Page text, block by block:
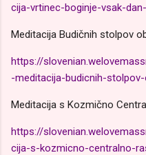
cija-vrtinec-boginje-vsak-
Meditacija Budičnih stolpov
https://
-meditacija-budicnih-
Meditacija s Kozmično
https://
cija-s-kozmicno-centralno-